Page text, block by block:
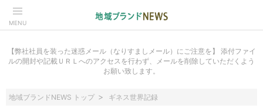
MENU
【弊社社員を装った迷惑メール（なりすましメール）にご注意を】 添付ファイ
ルの開封や記載ＵＲＬへのアクセスを行わず、メールを削除していただくよう
お願い致します。
地域ブランドNEWS トップ ギネス世界記録